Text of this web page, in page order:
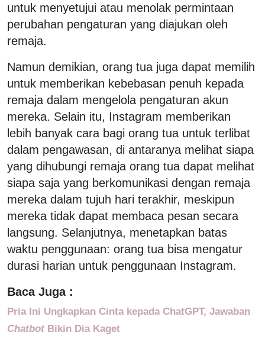
untuk menyetujui atau menolak permintaan
perubahan pengaturan yang diajukan oleh
remaja.
Namun demikian, orang tua juga dapat memilih
untuk memberikan kebebasan penuh kepada
remaja dalam mengelola pengaturan akun
mereka. Selain itu, Instagram memberikan
lebih banyak cara bagi orang tua untuk terlibat
dalam pengawasan, di antaranya melihat siapa
yang dihubungi remaja orang tua dapat melihat
siapa saja yang berkomunikasi dengan remaja
mereka dalam tujuh hari terakhir, meskipun
mereka tidak dapat membaca pesan secara
langsung. Selanjutnya, menetapkan batas
waktu penggunaan: orang tua bisa mengatur
durasi harian untuk penggunaan Instagram.
Baca Juga :
Pria Ini Ungkapkan Cinta kepada ChatGPT, Jawaban
Chatbot Bikin Dia Kaget